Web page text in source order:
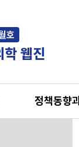
호
학 웹진
정책동향